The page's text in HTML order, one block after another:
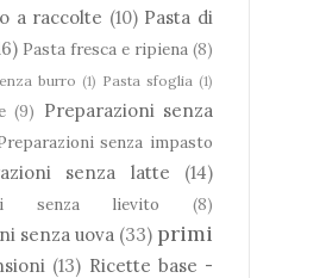
a raccolte (10) Pasta di
Pasta fresca e ripiena (8)
burro (1) Pasta sfoglia (1)
(9) Preparazioni senza
senza impasto
senza latte (14)
senza lievito (8)
senza uova (33) primi
(13) Ricette base -